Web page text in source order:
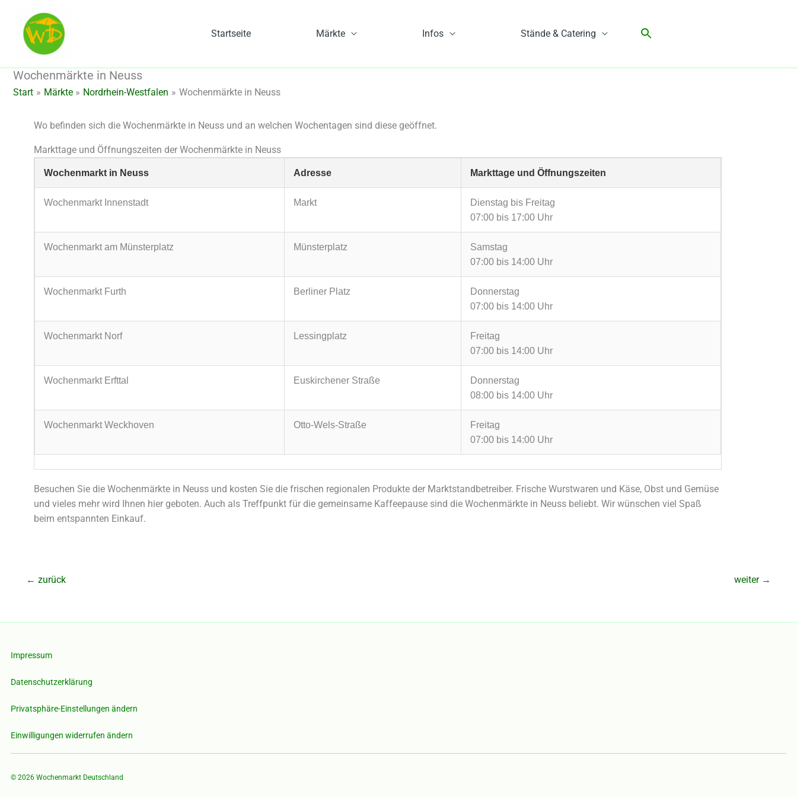
springen
Startseite Märkte Infos Stände & Catering
Wochenmärkte in Neuss
Start Märkte Nordrhein-Westfalen Wochenmärkte in Neuss
Wo befinden sich die Wochenmärkte in Neuss und an welchen Wochentagen sind diese geöffnet.
Markttage und Öffnungszeiten der Wochenmärkte in Neuss
Wochenmarkt in Neuss Adresse Markttage und Öffnungszeiten
Wochenmarkt Innenstadt Markt
Dienstag bis Freitag
07:00 bis 17:00 Uhr
Wochenmarkt am Münsterplatz Münsterplatz
Samstag
07:00 bis 14:00 Uhr
Wochenmarkt Furth Berliner Platz
Donnerstag
07:00 bis 14:00 Uhr
Wochenmarkt Norf Lessingplatz
Freitag
07:00 bis 14:00 Uhr
Wochenmarkt Erfttal Euskirchener Straße
Donnerstag
08:00 bis 14:00 Uhr
Wochenmarkt Weckhoven Otto-Wels-Straße
Freitag
07:00 bis 14:00 Uhr
Besuchen Sie die Wochenmärkte in Neuss und kosten Sie die frischen regionalen Produkte der Marktstandbetreiber. Frische Wurstwaren und Käse, Obst und Gemüse
und vieles mehr wird Ihnen hier geboten. Auch als Treffpunkt für die gemeinsame Kaffeepause sind die Wochenmärkte in Neuss beliebt. Wir wünschen viel Spaß
beim entspannten Einkauf.
← zurück weiter →
Impressum
Datenschutzerklärung
Privatsphäre-Einstellungen ändern
Einwilligungen widerrufen ändern
© 2026 Wochenmarkt Deutschland